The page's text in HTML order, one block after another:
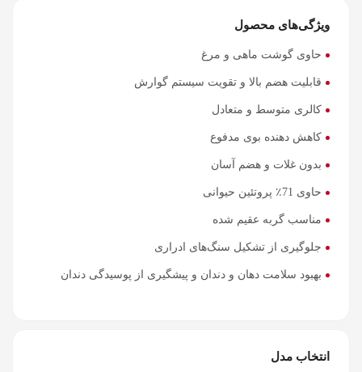
ویژگی‌های محصول
حاوی گوشت ماهی و مرغ
قابلیت هضم بالا و تقویت سیستم گوارش
کالری متوسط و متعادل
کاهش دهنده بوی مدفوع
بدون غلات و هضم آسان
حاوی 71٪ پروتئین حیوانی
مناسب گربه عقیم شده
جلوگیری از تشکیل سنگ‌های ادراری
بهبود سلامت دهان و دندان و پیشگیری از پوسیدگی دندان
انتخاب مدل